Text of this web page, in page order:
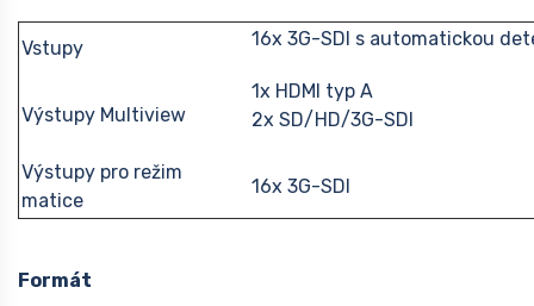
Vstupy 16x 3G-SDI s automatickou
Výstupy Multiview
1x HDMI typ A
2x SD/HD/3G-SDI
Výstupy pro režim
matice
16x 3G-SDI
Formát